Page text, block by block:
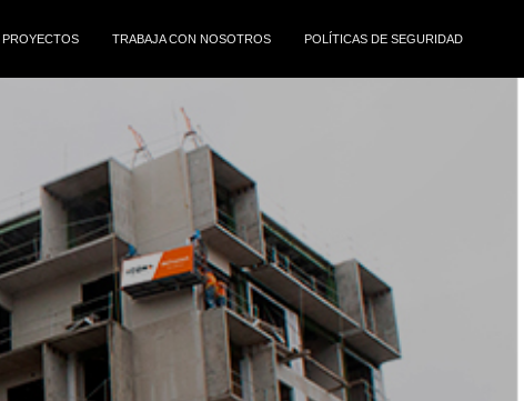
PROYECTOS TRABAJA CON NOSOTROS POLÍTICAS DE SEGURIDAD